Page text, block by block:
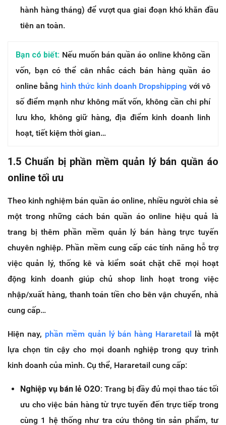
hành hàng tháng) để vượt qua giai đoạn khó khăn đầu
tiên an toàn.
Bạn có biết: Nếu muốn bán quần áo online không cần
vốn, bạn có thể cân nhắc cách bán hàng quần áo
online bằng hình thức kinh doanh Dropshipping với vô
số điểm mạnh như không mất vốn, không cần chi phí
lưu kho, không giữ hàng, địa điểm kinh doanh linh
hoạt, tiết kiệm thời gian…
1.5 Chuẩn bị phần mềm quản lý bán quần áo
online tối ưu
Theo kinh nghiệm bán quần áo online, nhiều người chia sẻ
một trong những cách bán quần áo online hiệu quả là
trang bị thêm phần mềm quản lý bán hàng trực tuyến
chuyên nghiệp. Phần mềm cung cấp các tính năng hỗ trợ
việc quản lý, thống kê và kiểm soát chặt chẽ mọi hoạt
động kinh doanh giúp chủ shop linh hoạt trong việc
nhập/xuất hàng, thanh toán tiền cho bên vận chuyển, nhà
cung cấp…
Hiện nay, phần mềm quản lý bán hàng Hararetail
là một
lựa chọn tin cậy cho mọi doanh nghiệp trong quy trình
kinh doanh của mình. Cụ thể, Hararetail cung cấp:
Nghiệp vụ bán lẻ O2O: Trang bị đầy đủ mọi thao tác tối
ưu cho việc bán hàng từ trực tuyến đến trực tiếp trong
cùng 1 hệ thống như tra cứu thông tin sản phẩm, tư